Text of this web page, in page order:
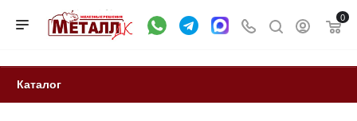
0
Каталог